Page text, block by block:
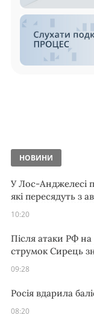
НОВИНИ
У Лос-Анджелесі
які пересядуть з
10:20
Після атаки РФ на
струмок Сирець
09:28
Росія вдарила
08:20